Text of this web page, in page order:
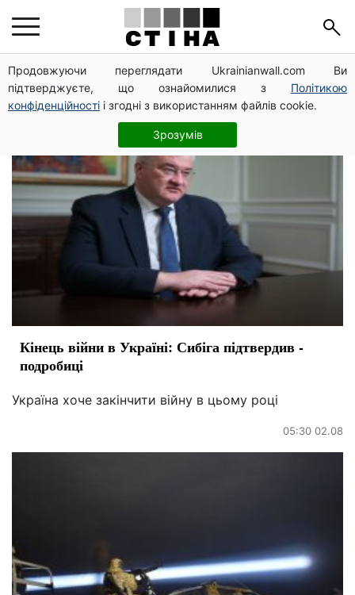
Продовжуючи переглядати Ukrainianwall.com Ви
підтверджуєте, що ознайомилися з Політикою
конфіденційності і згодні з використанням файлів cookie.
Зрозумів
МИД
Кінець війни в Україні: Сибіга підтвердив -
подробиці
Україна хоче закінчити війну в цьому році
05:30 02.08